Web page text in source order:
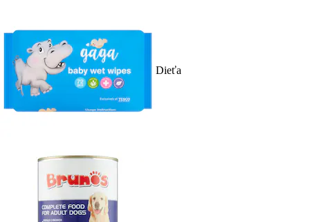
Dieťa